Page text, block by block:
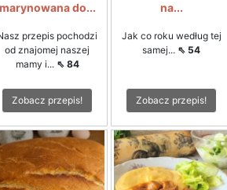
marynowana do...
przepis pochodzi
od znajomej naszej
mamy i... ⇖ 84
Zobacz przepis!
na...
Jak co roku według tej
samej... ⇖ 54
Zobacz przepis!